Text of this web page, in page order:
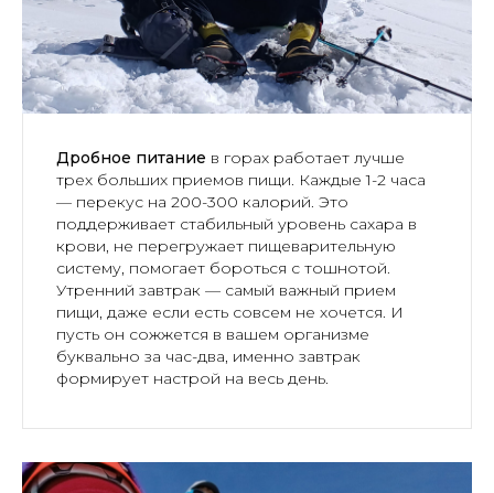
Дробное питание в горах работает лучше
трех больших приемов пищи. Каждые 1-2 часа
— перекус на 200-300 калорий. Это
поддерживает стабильный уровень сахара в
крови, не перегружает пищеварительную
систему, помогает бороться с тошнотой.
Утренний завтрак — самый важный прием
пищи, даже если есть совсем не хочется. И
пусть он сожжется в вашем организме
буквально за час-два, именно завтрак
формирует настрой на весь день.